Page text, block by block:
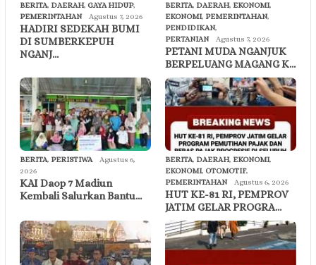
BERITA, DAERAH, GAYA HIDUP,
PEMERINTAHAN
Agustus 7, 2026
HADIRI SEDEKAH BUMI
DI SUMBERKEPUH
NGANJ…
BERITA, DAERAH, EKONOMI,
EKONOMI, PEMERINTAHAN,
PENDIDIKAN,
PERTANIAN
Agustus 7, 2026
PETANI MUDA NGANJUK
BERPELUANG MAGANG K…
BERITA, PERISTIWA
Agustus 6,
2026
KAI Daop 7 Madiun
Kembali Salurkan Bantu…
BERITA, DAERAH, EKONOMI,
EKONOMI, OTOMOTIF,
PEMERINTAHAN
Agustus 6, 2026
HUT KE-81 RI, PEMPROV
JATIM GELAR PROGRA…